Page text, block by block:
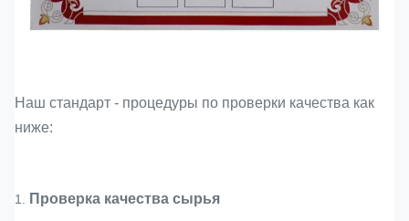
Наш стандарт - процедуры по проверки качества как
ниже:
1. Проверка качества сырья